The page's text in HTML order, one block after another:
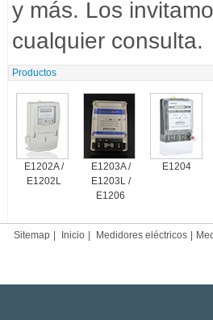
y más. Los
cualquier consulta.
Productos
E1202A /
E1202L
E1203A /
E1203L /
E1206
E1204
Sitemap Inicio Medidores eléctricos